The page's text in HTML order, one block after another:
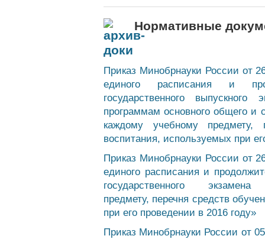
Нормативные
Приказ Минобрнауки России от
единого расписания и
государственного
программам основного общего и
каждому учебному предмету,
воспитания, используемых при
Приказ Минобрнауки России от
единого расписания и
государственного
предмету, перечня средств
при его проведении в 2016 году»
Приказ Минобрнауки России от